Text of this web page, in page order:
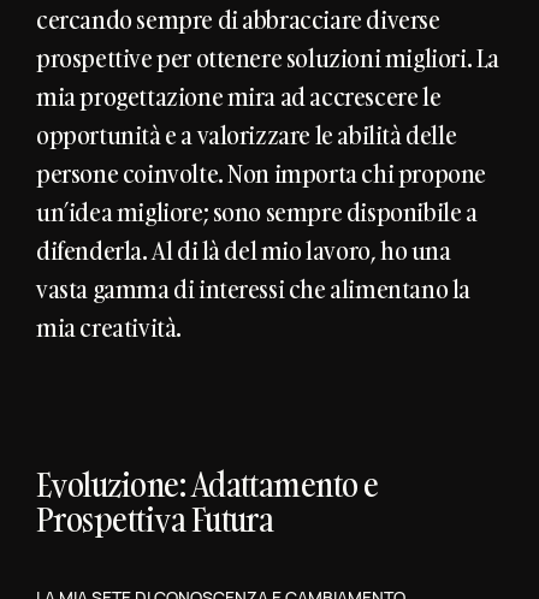
cercando sempre di abbracciare diverse
prospettive per ottenere soluzioni migliori. La
mia progettazione mira ad accrescere le
opportunità e a valorizzare le abilità delle
persone coinvolte. Non importa chi propone
un’idea migliore; sono sempre disponibile a
difenderla. Al di là del mio lavoro, ho una
vasta gamma di interessi che alimentano la
mia creatività.
Evoluzione: Adattamento e
Prospettiva Futura